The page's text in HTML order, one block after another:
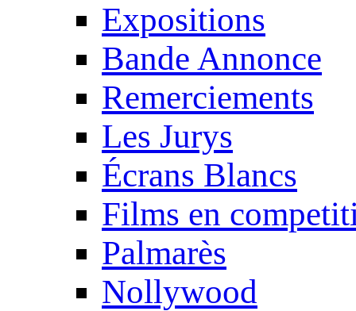
Expositions
Bande Annonce
Remerciements
Les Jurys
Écrans Blancs
Films en
Palmarès
Nollywood